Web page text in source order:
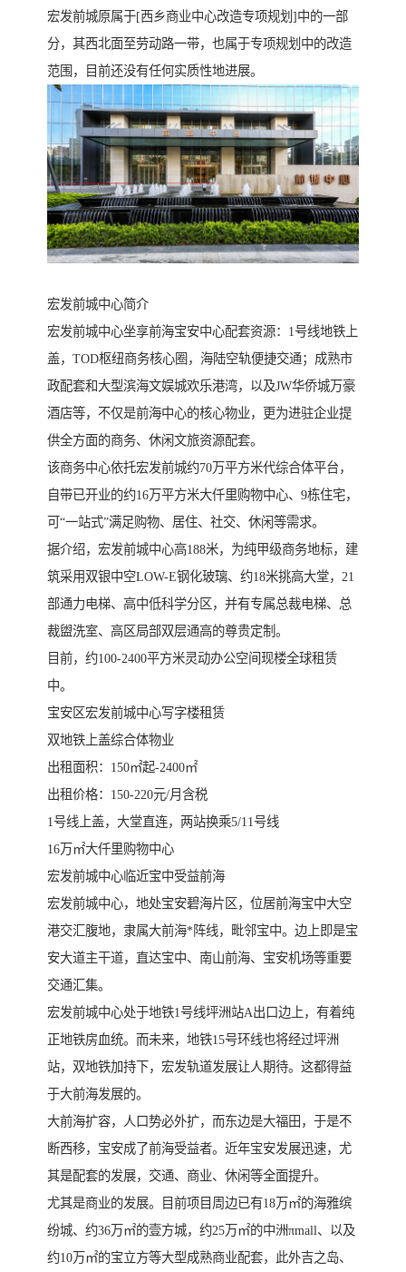
宏发前城原属于[西乡商业中心改造专项规划]中的一部
分，其西北面至劳动路一带，也属于专项规划中的改造
范围，目前还没有任何实质性地进展。
宏发前城中心简介
宏发前城中心坐享前海宝安中心配套资源：1号线地铁上
盖，TOD枢纽商务核心圈，海陆空轨便捷交通；成熟市
政配套和大型滨海文娱城欢乐港湾，以及JW华侨城万豪
酒店等，不仅是前海中心的核心物业，更为进驻企业提
供全方面的商务、休闲文旅资源配套。
该商务中心依托宏发前城约70万平方米代综合体平台，
自带已开业的约16万平方米大仟里购物中心、9栋住宅，
可“一站式”满足购物、居住、社交、休闲等需求。
据介绍，宏发前城中心高188米，为纯甲级商务地标，建
筑采用双银中空LOW-E钢化玻璃、约18米挑高大堂，21
部通力电梯、高中低科学分区，并有专属总裁电梯、总
裁盥洗室、高区局部双层通高的尊贵定制。
目前，约100-2400平方米灵动办公空间现楼全球租赁
中。
宝安区宏发前城中心写字楼租赁
双地铁上盖综合体物业
出租面积：150㎡起-2400㎡
出租价格：150-220元/月含税
1号线上盖，大堂直连，两站换乘5/11号线
16万㎡大仟里购物中心
宏发前城中心临近宝中受益前海
宏发前城中心，地处宝安碧海片区，位居前海宝中大空
港交汇腹地，隶属大前海*阵线，毗邻宝中。边上即是宝
安大道主干道，直达宝中、南山前海、宝安机场等重要
交通汇集。
宏发前城中心处于地铁1号线坪洲站A出口边上，有着纯
正地铁房血统。而未来，地铁15号环线也将经过坪洲
站，双地铁加持下，宏发轨道发展让人期待。这都得益
于大前海发展的。
大前海扩容，人口势必外扩，而东边是大福田，于是不
断西移，宝安成了前海受益者。近年宝安发展迅速，尤
其是配套的发展，交通、商业、休闲等全面提升。
尤其是商业的发展。目前项目周边已有18万㎡的海雅缤
纷城、约36万㎡的壹方城，约25万㎡的中洲πmall、以及
约10万㎡的宝立方等大型成熟商业配套，此外吉之岛、